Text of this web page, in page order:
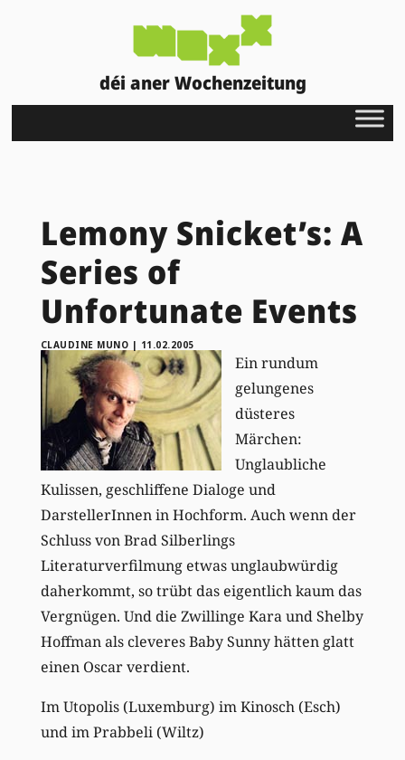
déi aner Wochenzeitung
Lemony Snicket’s: A
Series of
Unfortunate Events
CLAUDINE MUNO | 11.02.2005
Ein rundum
gelungenes
düsteres
Märchen:
Unglaubliche
Kulissen, geschliffene Dialoge und
DarstellerInnen in Hochform. Auch wenn der
Schluss von Brad Silberlings
Literaturverfilmung etwas unglaubwürdig
daherkommt, so trübt das eigentlich kaum das
Vergnügen. Und die Zwillinge Kara und Shelby
Hoffman als cleveres Baby Sunny hätten glatt
einen Oscar verdient.
Im Utopolis (Luxemburg) im Kinosch (Esch)
und im Prabbeli (Wiltz)